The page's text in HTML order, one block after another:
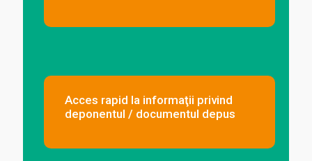
Acces rapid la informaţii privind
deponentul / documentul depus